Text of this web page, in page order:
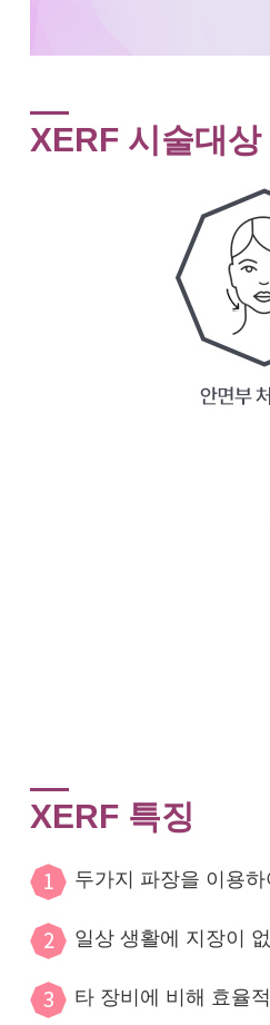
XERF 시술대상
XERF 특징
두가지 파장을 이용
일상 생활에 지장이
타 장비에 비해 효율